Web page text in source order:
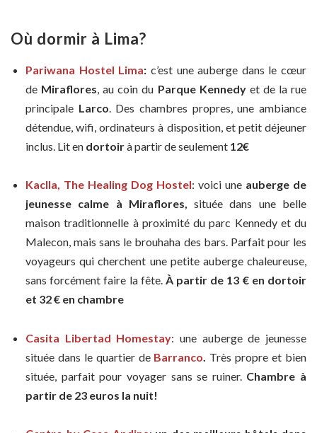
Où dormir à Lima?
Pariwana Hostel Lima: c’est une auberge dans le cœur
de Miraflores , au coin du Parque Kennedyet de la rue
principale Larco . Des chambres propres, une ambiance
détendue, wifi, ordinateurs à disposition, et petit déjeuner
inclus. Lit en dortoirà partir de seulement 12€
Kaclla, The Healing Dog Hostel: voici une auberge de
jeunesse calme à Miraflores,située dans une belle
maison traditionnelle à proximité du parc Kennedy et du
Malecon, mais sans le brouhaha des bars. Parfait pour les
voyageurs qui cherchent une petite auberge chaleureuse,
sans forcément faire la fête. À partir de 13 € en dortoir
et 32€ en chambre
Casita Libertad Homestay: une auberge de jeunesse
située dans le quartier de Barranco Très propre et bien
située, parfait pour voyager sans se ruiner. Chambre à
partir de 23 euros la nuit!